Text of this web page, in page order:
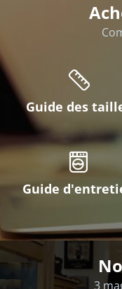
Guide des
Guide
3